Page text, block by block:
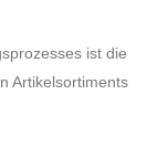
ist die
Artikelsortiments